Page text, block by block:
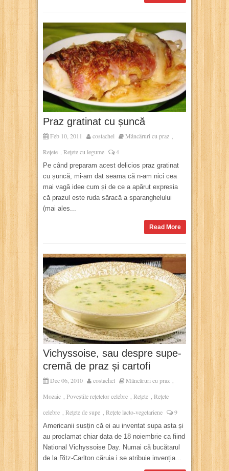
Praz gratinat cu șuncă
Feb 10, 2011 costachel Mâncăruri cu praz ,
Rețete , Rețete cu legume 4
Pe când preparam acest delicios praz gratinat
cu șuncă, mi-am dat seama că n-am nici cea
mai vagă idee cum și de ce a apărut expresia
că prazul este ruda săracă a sparanghelului
(mai ales...
Read More
Vichyssoise, sau despre supe-
cremă de praz și cartofi
Dec 06, 2010 costachel Mâncăruri cu praz
Mozaic Poveștile rețetelor celebre Rețete
Rețete
celebre
Rețete de supe Rețete lacto-vegetariene 9
Americanii susțin că ei au inventat supa asta și
au proclamat chiar data de 18 noiembrie ca fiind
National Vichyssoise Day. Numai că bucătarul
de la Ritz-Carlton căruia i se atribuie invenția...